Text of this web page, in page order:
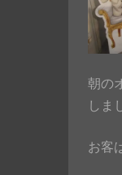
朝の
しま
お客